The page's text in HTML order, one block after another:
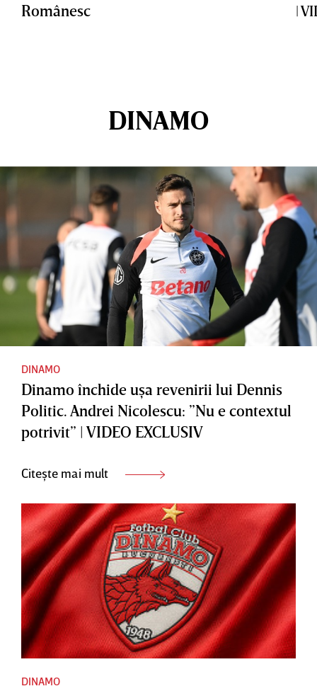
Românesc
|
DINAMO
DINAMO
Dinamo închide uşa revenirii lui Dennis
Politic. Andrei Nicolescu: ”Nu e contextul
potrivit” | VIDEO EXCLUSIV
Citește mai mult
DINAMO